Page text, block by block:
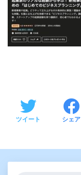
ツイート シェア